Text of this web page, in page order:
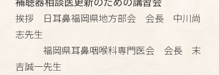
挨拶 日耳鼻福岡県地方部会 会長 中川尚
志先生
福岡県耳鼻咽喉科専門医会 会長 末
吉誠一先生